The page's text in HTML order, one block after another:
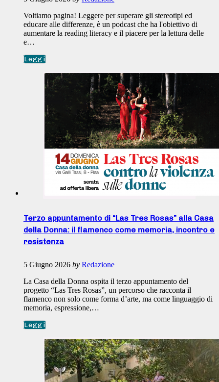
Voltiamo pagina! Leggere per superare gli stereotipi ed
educare alle differenze, è un podcast che ha l'obiettivo di
aumentare la reading literacy e il piacere per la lettura delle
e…
Leggi
Terzo appuntamento di “Las Tres Rosas” alla Casa
della Donna: il flamenco come memoria, incontro e
resistenza
5 Giugno 2026 by Redazione
La Casa della Donna ospita il terzo appuntamento del
progetto “Las Tres Rosas”, un percorso che racconta il
flamenco non solo come forma d’arte, ma come linguaggio di
memoria, espressione,…
Leggi